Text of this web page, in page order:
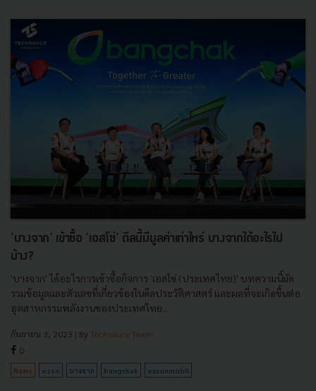
'บางจาก' เข้าซื้อ 'เอสโซ่' ดีลนี้มีมูลค่าเท่าไหร่ บางจากได้อะไรไป
บ้าง?
'บางจาก' ได้อะไรการเข้าซื้อกิจการ 'เอสโซ่ (ประเทศไทย)' บทความนี้มัด
รวมข้อมูลและตัวเลขที่เกี่ยวข้องในดีลประวัติศาสตร์ และผลที่จะเกิดขึ้นต่อ
อุตสาหกรรมพลังงานของประเทศไทย...
กันยายน 3, 2023 | By Techsauce Team
0
News esso บางจาก bangchak exxonmobil